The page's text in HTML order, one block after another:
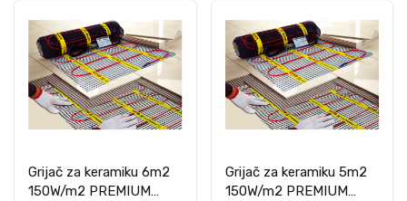
Grijač za keramiku 6m2
150W/m2 PREMIUM
Grijač za keramiku 5m2
150W/m2 PREMIUM